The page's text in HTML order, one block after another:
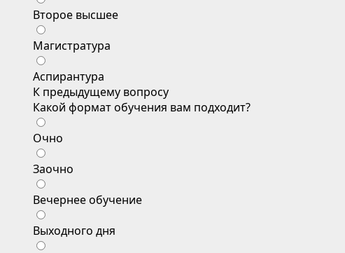
Второе высшее
Магистратура
Аспирантура
К предыдущему вопросу
Какой формат обучения вам подходит?
Очно
Заочно
Вечернее обучение
Выходного дня